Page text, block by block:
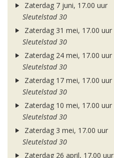
Zaterdag 7 juni, 17.00 uur
Sleutelstad 30
Zaterdag 31 mei, 17.00 uur
Sleutelstad 30
Zaterdag 24 mei, 17.00 uur
Sleutelstad 30
Zaterdag 17 mei, 17.00 uur
Sleutelstad 30
Zaterdag 10 mei, 17.00 uur
Sleutelstad 30
Zaterdag 3 mei, 17.00 uur
Sleutelstad 30
Zaterdag 26 april, 17.00 uur